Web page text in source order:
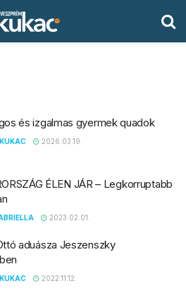
és izgalmas gyermek quadok
2026.03.19.
ÉLEN JÁR – Legkorruptabb
2023.02.01.
aduásza Jeszenszky
2022.11.12.